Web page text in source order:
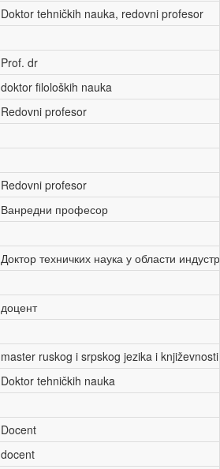
Doktor tehničkih nauka, redovni profesor
Prof. dr
doktor filoloških nauka
Redovni profesor
Redovni profesor
Ванредни професор
Доктор техничких наука у области
доцент
master ruskog i srpskog jezika i
Doktor tehničkih nauka
Docent
docent